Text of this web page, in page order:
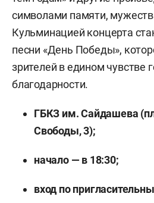
символами памяти,
Кульминацией концерта
песни «День Победы»,
зрителей в едином чувстве
благодарности.
ГБКЗ им. Сайдашева
Свободы, 3);
начало — в 18:30;
вход по